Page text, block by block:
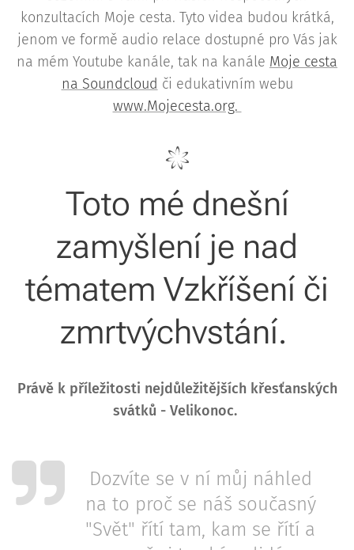
konzultacích Moje cesta. Tyto videa budou krátká,
jenom ve formě audio relace dostupné pro Vás jak
na mém Youtube kanále, tak na kanále Moje cesta
na Soundcloud či edukativním webu
www.Mojecesta.org.
Toto mé dnešní
zamyšlení je nad
tématem Vzkříšení či
zmrtvýchvstání.
Právě k příležitosti nejdůležitějších křesťanských
svátků - Velikonoc.
Dozvíte se v ní můj náhled
na to proč se náš současný
"Svět" řítí tam, kam se řítí a